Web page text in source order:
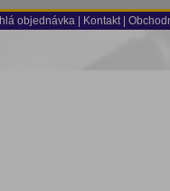
objednávka Kontakt